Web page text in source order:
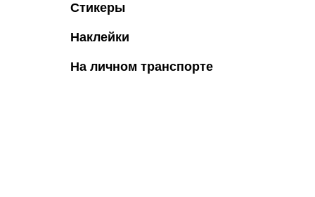
Стикеры
Наклейки
На личном транспорте